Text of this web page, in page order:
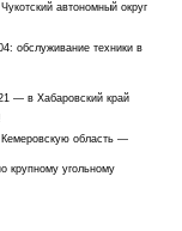
автономный округ
обслуживание техники в
— в Хабаровский край
область —
крупному угольному